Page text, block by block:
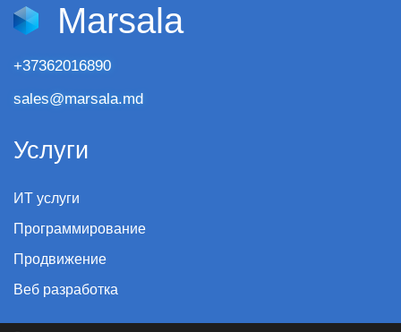
Marsala
+37362016890
sales@marsala.md
Услуги
ИТ услуги
Программирование
Продвижение
Веб разработка